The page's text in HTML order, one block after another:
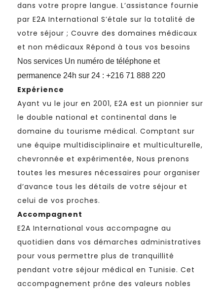
dans votre propre langue. L’assistance fournie
par E2A International S’étale sur la totalité de
votre séjour ; Couvre des domaines médicaux
et non médicaux Répond à tous vos besoins
Nos services Un numéro de téléphone et
permanence 24h sur 24 : +216 71 888 220
Expérience
Ayant vu le jour en 2001, E2A est un pionnier sur
le double national et continental dans le
domaine du tourisme médical. Comptant sur
une équipe multidisciplinaire et multiculturelle,
chevronnée et expérimentée, Nous prenons
toutes les mesures nécessaires pour organiser
d’avance tous les détails de votre séjour et
celui de vos proches.
Accompagnent
E2A International vous accompagne au
quotidien dans vos démarches administratives
pour vous permettre plus de tranquillité
pendant votre séjour médical en Tunisie. Cet
accompagnement prône des valeurs nobles